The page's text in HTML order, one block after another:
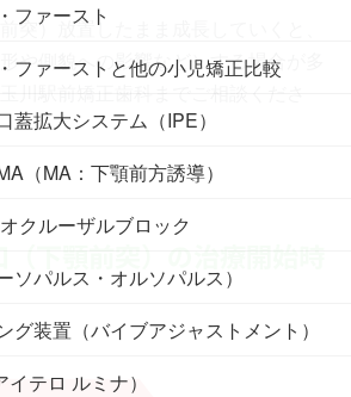
突）放置したまま成長していくと、
や側貌への影響など）する場合が多
川駅前矯正歯科までご相談くださ
ファースト
ファーストと他の小児矯正比較
蓋拡大システム（IPE）
（MA：下顎前方誘導）
クルーザルブロック
ソパルス・オルソパルス）
グ装置（バイブアジャストメント）
テロ ルミナ）